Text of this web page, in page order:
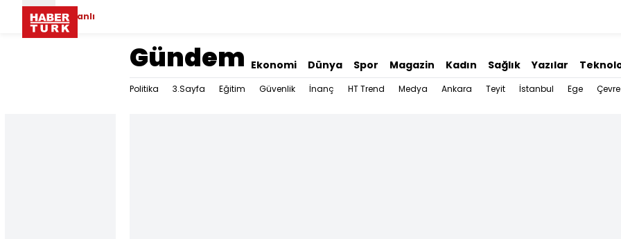
Canlı
Gündem Ekonomi Dünya Spor Magazin Kadın Sağlık Yazılar
Politika 3.Sayfa Eğitim Güvenlik İnanç HT Trend Medya Ankara Teyit İstanbul Ege Çevre